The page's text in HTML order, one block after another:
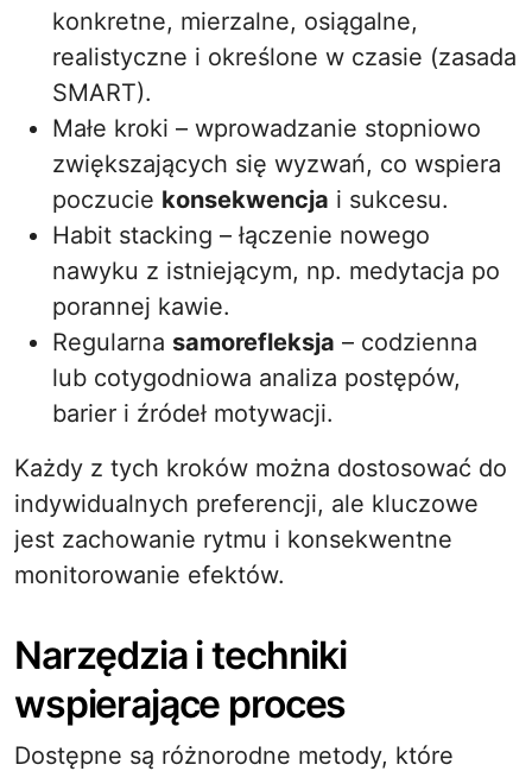
konkretne, mierzalne, osiągalne,
realistyczne i określone w czasie (zasada
SMART).
Małe kroki – wprowadzanie stopniowo
zwiększających się wyzwań, co wspiera
poczucie konsekwencja i sukcesu.
Habit stacking – łączenie nowego
nawyku z istniejącym, np. medytacja po
porannej kawie.
Regularna samorefleksja – codzienna
lub cotygodniowa analiza postępów,
barier i źródeł motywacji.
Każdy z tych kroków można dostosować do
indywidualnych preferencji, ale kluczowe
jest zachowanie rytmu i konsekwentne
monitorowanie efektów.
Narzędzia i techniki
wspierające proces
Dostępne są różnorodne metody, które